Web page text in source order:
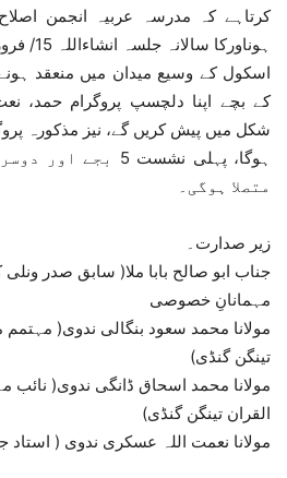
کرتاہے کہ مدرسہ عربیہ انجمن
اسکول کے وسیع میدان میں منعقد
کے بچے اپنا دلچسپ پروگرام حمد،
شکل میں پیش کریں گے، نیز مذکورہ
ہوگا، پہلی نشست 5
متصلا ہوگی۔
زیر صدارت۔
جناب ابو صالح بابا ملا( سابق صدر ونلی
مہمانانِ خصوصی
مولانا محمد سعود بنگالی ندوی( مہتمم
تینگن گنڈی)
مولانا محمد اسحاق ڈانگی ندوی( نائب
القران تینگن گنڈی)
مولانا نعمت اللہ عسکری ندوی ( استاد